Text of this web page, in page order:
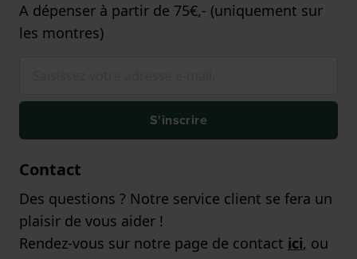
A dépenser à partir de 75€,- (uniquement sur
les montres)
S'inscrire
Contact
Des questions ? Notre service client se fera un
plaisir de vous aider !
Rendez-vous sur notre page de contact ici, ou